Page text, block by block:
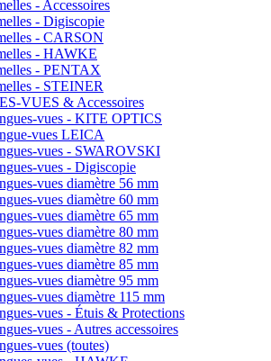
- Accessoires
- Digiscopie
- CARSON
- HAWKE
- PENTAX
- STEINER
VUES & Accessoires
vues - KITE OPTICS
vues LEICA
vues - SWAROVSKI
vues - Digiscopie
vues diamètre 56 mm
vues diamètre 60 mm
vues diamètre 65 mm
vues diamètre 80 mm
vues diamètre 82 mm
vues diamètre 85 mm
vues diamètre 95 mm
vues diamètre 115 mm
vues - Étuis & Protections
vues - Autres accessoires
vues (toutes)